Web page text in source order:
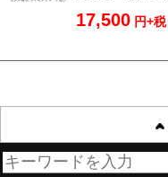
17,500 円+税